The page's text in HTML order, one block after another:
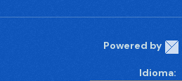
Powered by
Idioma